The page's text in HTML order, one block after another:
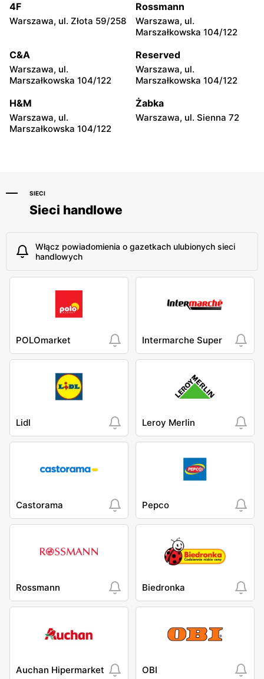
Iwierzyce, ul. Iwierzyce
152A
Tczew, ul. Franciszka Żwirki
61
Hyżne, ul. Hyżne 100 Jarosław, ul. Pełkińska 147
moje sklepy moje sklepy
4F
Warszawa, ul. Złota 59/258
Rossmann
Warszawa, ul.
Marszałkowska 104/122
C&A
Warszawa, ul.
Marszałkowska 104/122
Reserved
Warszawa, ul.
Marszałkowska 104/122
H&M
Warszawa, ul.
Marszałkowska 104/122
Żabka
Warszawa, ul. Sienna 72
SIECI
Sieci handlowe
Włącz powiadomienia o gazetkach ulubionych sieci
handlowych
POLOmarket Intermarche Super
Lidl Leroy Merlin
Castorama Pepco
Rossmann Biedronka
Auchan Hipermarket OBI